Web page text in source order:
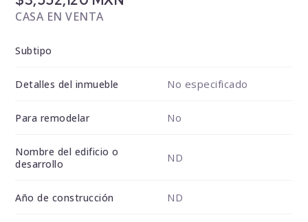
CASA EN VENTA
Subtipo
Detalles del inmueble No especificado
Para remodelar No
Nombre del edificio o
desarrollo
ND
Año de construcción ND